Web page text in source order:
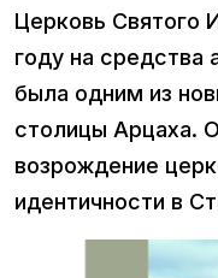
Церковь Святого
году на средства
была одним из
столицы Арцаха.
возрождение
идентичности в